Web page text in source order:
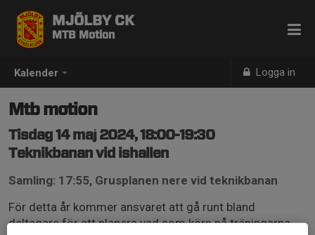
Kalender Logga in
MJÖLBY CK
MTB Motion
Mtb motion
Tisdag 14 maj 2024, 18:00-19:30
Teknikbanan vid ishallen
Samling: 17:55, Grusplanen nere vid teknikbanan
För detta år kommer ansvaret att gå runt bland
deltagare för att planera vad som körs på träningarna.